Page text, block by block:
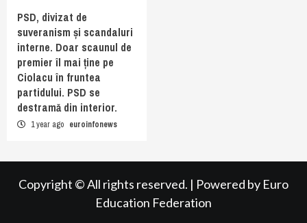
PSD, divizat de
suveranism și scandaluri
interne. Doar scaunul de
premier îl mai ține pe
Ciolacu în fruntea
partidului. PSD se
destramă din interior.
1 year ago euroinfonews
Copyright © All rights reserved. | Powered by Euro
Education Federation